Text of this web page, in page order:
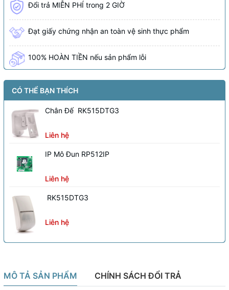
Đổi trả MIỄN PHÍ trong 2 GIỜ
Đạt giấy chứng nhận an toàn vệ sinh thực phẩm
100% HOÀN TIỀN nếu sản phẩm lỗi
CÓ THỂ BẠN THÍCH
Chân Đế RK515DTG3
Liên hệ
IP Mô Đun RP512IP
Liên hệ
RK515DTG3
Liên hệ
MÔ TẢ SẢN PHẨM CHÍNH SÁCH ĐỔI TRẢ